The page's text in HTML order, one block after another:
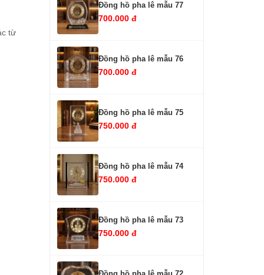
từ
Đồng hồ pha lê mẫu 77
700.000 đ
Đồng hồ pha lê mẫu 76
700.000 đ
Đồng hồ pha lê mẫu 75
750.000 đ
Đồng hồ pha lê mẫu 74
750.000 đ
Đồng hồ pha lê mẫu 73
750.000 đ